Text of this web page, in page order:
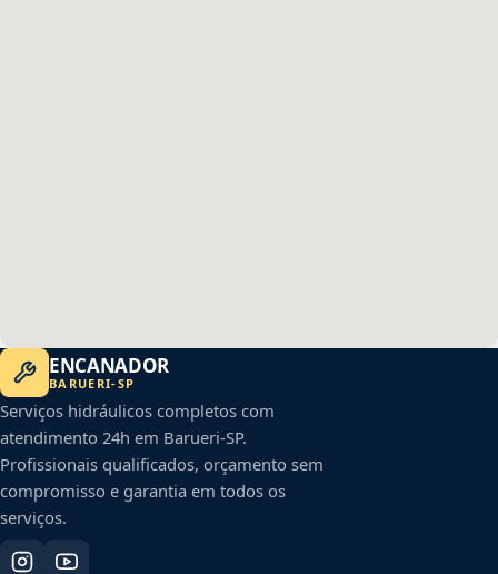
ENCANADOR
BARUERI-SP
Serviços hidráulicos completos com
atendimento 24h em Barueri-SP.
Profissionais qualificados, orçamento sem
compromisso e garantia em todos os
serviços.